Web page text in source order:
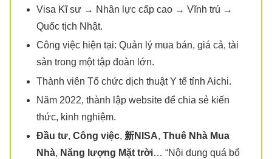
Visa Kĩ sư → Nhân lực cấp cao → Vĩnh trú →
Quốc tịch Nhật.
Công việc hiện tại: Quản lý mua bán, giá cả, tài
sản trong một tập đoàn lớn.
Thành viên Tổ chức dịch thuật Y tế tỉnh Aichi.
Năm 2022, thành lập website để chia sẻ kiến
thức, kinh nghiệm.
Đầu tư, Công việc, 新NISA, Thuê Nhà Mua
Nhà, Năng lượng Mặt trời… “Nội dung quá bổ